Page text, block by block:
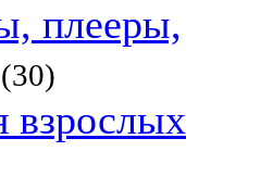
плееры,
(30)
взрослых